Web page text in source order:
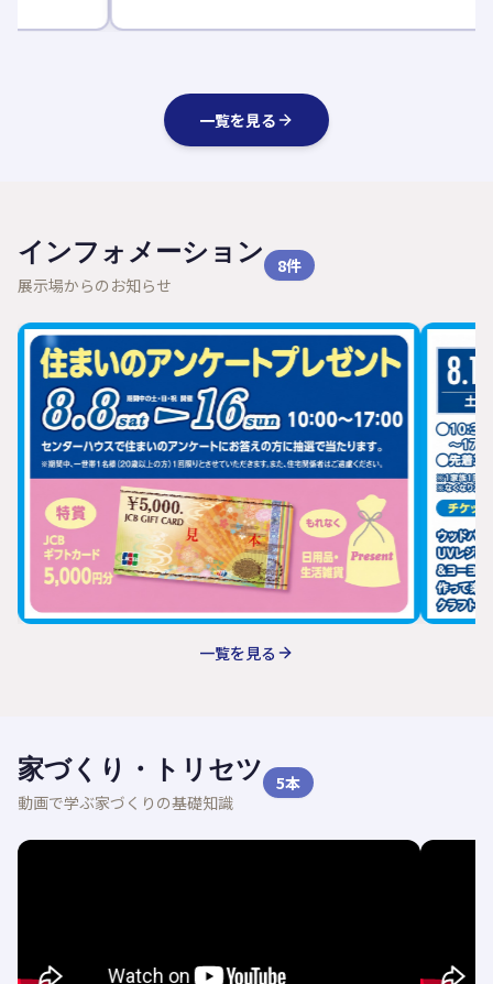
一覧を見る
インフォメーション
展示場からのお知らせ
8件
一覧を見る
家づくり・トリセツ
動画で学ぶ家づくりの基礎知識
5本